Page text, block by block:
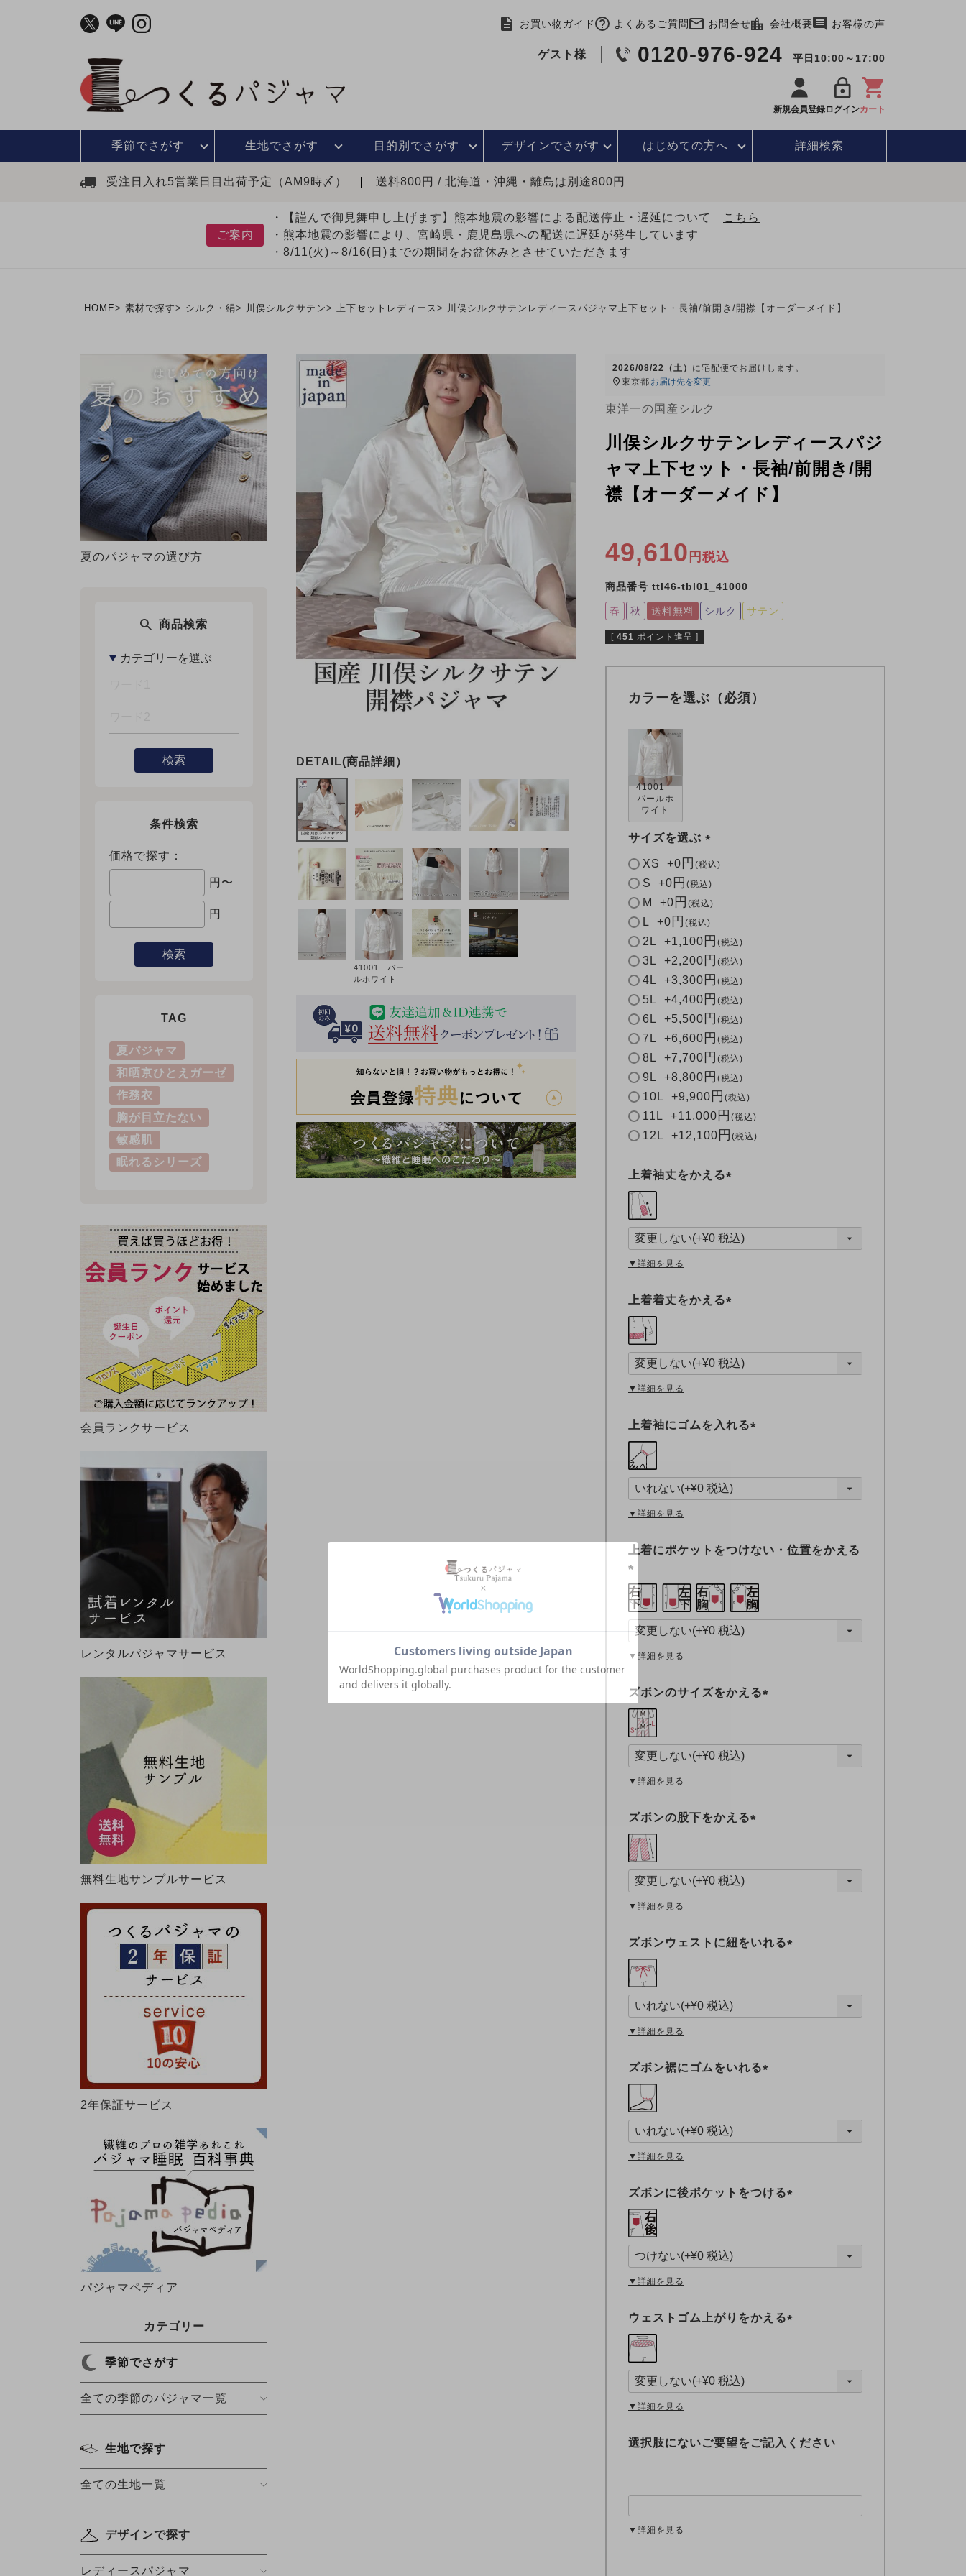
お買い物ガイド よくあるご質問 お問合せ 会社概要 お客様の声
ゲスト様 0120-976-924 平日10:00～17:00
新規会員登録ログインカート
季節でさがす 生地でさがす 目的別でさがす デザインでさがす はじめての方へ 詳細検索
受注日入れ5営業日目出荷予定（AM9時〆） 送料800円 / 北海道・沖縄・離島は別途800円
ご案内
・【謹んで御見舞申し上げます】熊本地震の影響による配送停止・遅延について
こちら
・熊本地震の影響により、宮崎県・鹿児島県への配送に遅延が発生しています
・8/11(火)～8/16(日)までの期間をお盆休みとさせていただきます
HOME 素材で探す シルク・絹 川俣シルクサテン 上下セットレディース 川俣シルクサテンレディースパジャマ上下セット・長袖/前開き/開襟【オーダーメイド】
夏のパジャマの選び方
商品検索
検索
条件検索
価格で探す：
円〜
円
検索
TAG
夏パジャマ
和晒京ひとえガーゼ
作務衣
胸が目立たない
敏感肌
眠れるシリーズ
会員ランクサービス
レンタルパジャマサービス
無料生地サンプルサービス
2年保証サービス
パジャマペディア
カテゴリー
季節でさがす
全ての季節のパジャマ一覧
生地で探す
全ての生地一覧
デザインで探す
レディースパジャマ
41001 パー
ルホワイト
2026/08/22（土） に宅配便でお届けします。
東京都 お届け先を変更
東洋一の国産シルク
川俣シルクサテンレディースパジ
ャマ上下セット・長袖/前開き/開
襟【オーダーメイド】
49,610 税込
商品番号 ttl46-tbl01_41000
春 秋 送料無料 シルク サテン
[ 451 ポイント進呈 ]
カラーを選ぶ（必須）
41001
パールホ
ワイト
サイズを選ぶ
(
)
XS +0 税込
S +0 税込
M +0 税込
L +0 税込
2L +1,100 税込
3L +2,200 税込
4L +3,300 税込
5L +4,400 税込
6L +5,500 税込
7L +6,600 税込
8L +7,700 税込
9L +8,800 税込
10L +9,900 税込
11L +11,000 税込
12L +12,100 税込
上着袖丈をかえる
須
)
▼詳細を見る
上着着丈をかえる
須
)
▼詳細を見る
上着袖にゴムを入れる
須
)
▼詳細を見る
上着にポケットをつけない・位置をかえる
(
必
須
▼詳細を見る
ズボンのサイズをかえる
須
)
▼詳細を見る
ズボンの股下をかえる
須
)
▼詳細を見る
ズボンウェストに紐をいれる
須
)
▼詳細を見る
ズボン裾にゴムをいれる
須
)
▼詳細を見る
ズボンに後ポケットをつける
須
)
▼詳細を見る
ウェストゴム上がりをかえる
須
)
▼詳細を見る
選択肢にないご要望をご記入ください
▼詳細を見る